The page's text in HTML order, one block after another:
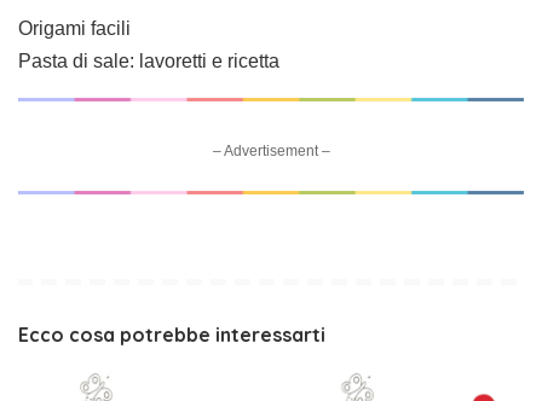
Origami facili
Pasta di sale: lavoretti e ricetta
– Advertisement –
Ecco cosa potrebbe interessarti